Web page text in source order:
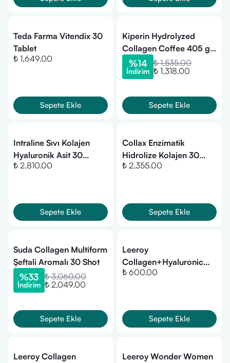
Teda Farma Vitendix 30
Tablet
₺ 1,649.00
Sepete Ekle
Kiperin Hydrolyzed
Collagen Coffee 405 gr
30 Servis Toz
%14
İndirim
₺ 1,535.00
₺ 1,318.00
Sepete Ekle
Intraline Sıvı Kolajen
Hyaluronik Asit 30
Flakon
₺ 2,810.00
Sepete Ekle
Collax Enzimatik
Hidrolize Kolajen 30
Flakon
₺ 2,355.00
Sepete Ekle
Suda Collagen Multiform
Şeftali Aromalı 30 Shot
%33
İndirim
₺ 3,060.00
₺ 2,049.00
Sepete Ekle
Leeroy
Collagen+Hyaluronic
Complex 60 Tablet
₺ 600.00
Sepete Ekle
Leeroy Collagen
Leeroy Wonder Women